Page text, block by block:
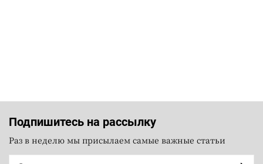
Подпишитесь на рассылку
Раз в неделю мы присылаем самые важные статьи